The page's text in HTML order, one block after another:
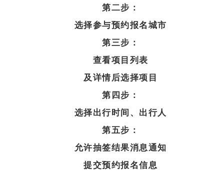
第二步：
选择参与预约报名城市
第三步：
查看项目列表
及详情后选择项目
第四步：
选择出行时间、出行人
第五步：
允许抽签结果消息通知
提交预约报名信息